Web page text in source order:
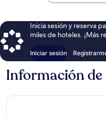
Inicia sesión y reserva
miles de hoteles. ¡Más
Iniciar sesión
Información de